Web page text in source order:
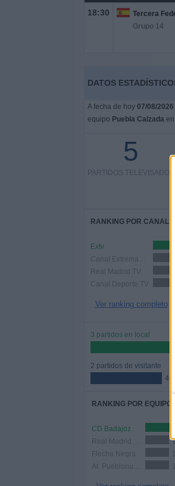
18:30
Tercera
Grupo 14
DATOS
A fecha de hoy 07/08/2026
equipo Puebla Calzadaen
5
PARTIDOS TELEVISADOS
RANKING POR CANALES
Extv
Real Madrid TV
Canal Deporte TV
Ver ranking completo
3 partidos en local
2 partidos de visitante
40%
RANKING POR EQUIPOS
CD Badajoz
Flecha Negra